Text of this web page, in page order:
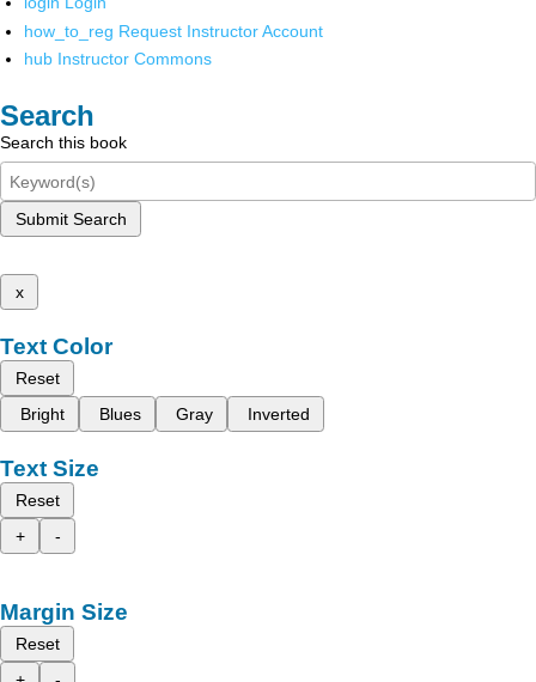
how_to_reg Request Instructor Account
hub Instructor Commons
Search
Search this book
Submit Search
x
Text Color
Reset
Bright
Blues Gray Inverted
Text Size
Reset
+
-
Margin Size
Reset